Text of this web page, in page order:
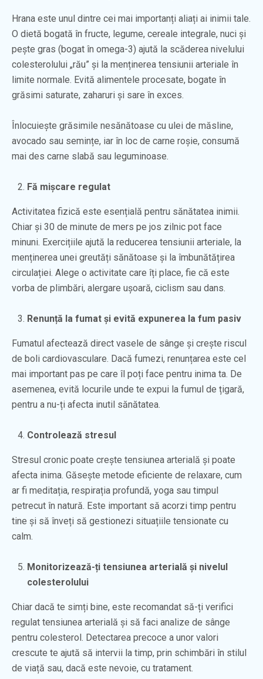
Hrana este unul dintre cei mai importanți aliați ai inimii tale.
O dietă bogată în fructe, legume, cereale integrale, nuci și
pește gras (bogat în omega-3) ajută la scăderea nivelului
colesterolului „rău” și la menținerea tensiunii arteriale în
limite normale. Evită alimentele procesate, bogate în
grăsimi saturate, zaharuri și sare în exces.
Înlocuiește grăsimile nesănătoase cu ulei de măsline,
avocado sau semințe, iar în loc de carne roșie, consumă
mai des carne slabă sau leguminoase.
Fă mișcare regulat
Activitatea fizică este esențială pentru sănătatea inimii.
Chiar și 30 de minute de mers pe jos zilnic pot face
minuni. Exercițiile ajută la reducerea tensiunii arteriale, la
menținerea unei greutăți sănătoase și la îmbunătățirea
circulației. Alege o activitate care îți place, fie că este
vorba de plimbări, alergare ușoară, ciclism sau dans.
Renunță la fumat și evită expunerea la fum pasiv
Fumatul afectează direct vasele de sânge și crește riscul
de boli cardiovasculare. Dacă fumezi, renunțarea este cel
mai important pas pe care îl poți face pentru inima ta. De
asemenea, evită locurile unde te expui la fumul de țigară,
pentru a nu-ți afecta inutil sănătatea.
Controlează stresul
Stresul cronic poate crește tensiunea arterială și poate
afecta inima. Găsește metode eficiente de relaxare, cum
ar fi meditația, respirația profundă, yoga sau timpul
petrecut în natură. Este important să acorzi timp pentru
tine și să înveți să gestionezi situațiile tensionate cu
calm.
Monitorizează-ți tensiunea arterială și nivelul
colesterolului
Chiar dacă te simți bine, este recomandat să-ți verifici
regulat tensiunea arterială și să faci analize de sânge
pentru colesterol. Detectarea precoce a unor valori
crescute te ajută să intervii la timp, prin schimbări în stilul
de viață sau, dacă este nevoie, cu tratament.